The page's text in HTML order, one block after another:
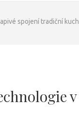
spojení tradiční